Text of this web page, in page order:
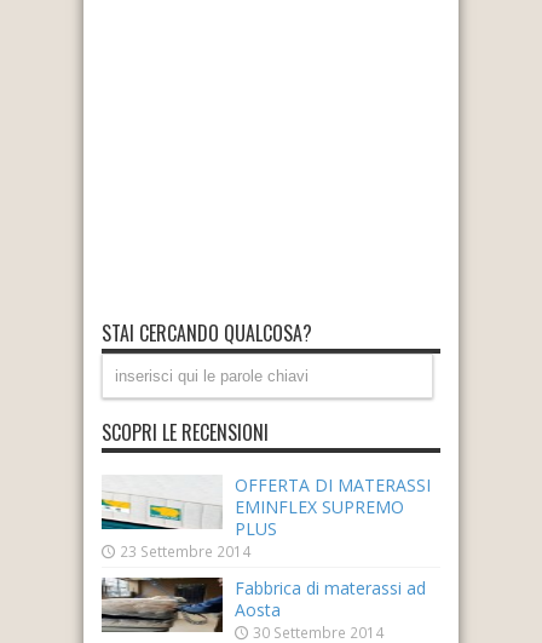
STAI CERCANDO QUALCOSA?
SCOPRI LE RECENSIONI
OFFERTA DI MATERASSI
EMINFLEX SUPREMO
PLUS
23 Settembre 2014
Fabbrica di materassi ad
Aosta
30 Settembre 2014